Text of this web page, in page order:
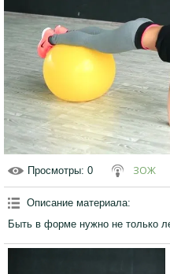
Просмотры: 0 ЗОЖ
Описание материала:
Быть в форме нужно не только